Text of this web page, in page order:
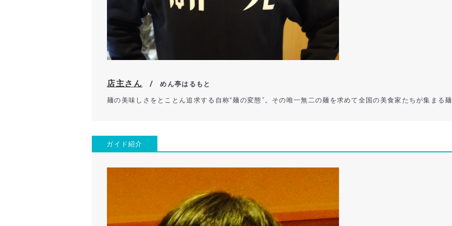
店主さん / めん亭はるもと
麺の美味しさをとことん追求する自称“麺の変態”。その唯一無二の麺を求めて全国の美食家たちが集まる麺
ガイド紹介